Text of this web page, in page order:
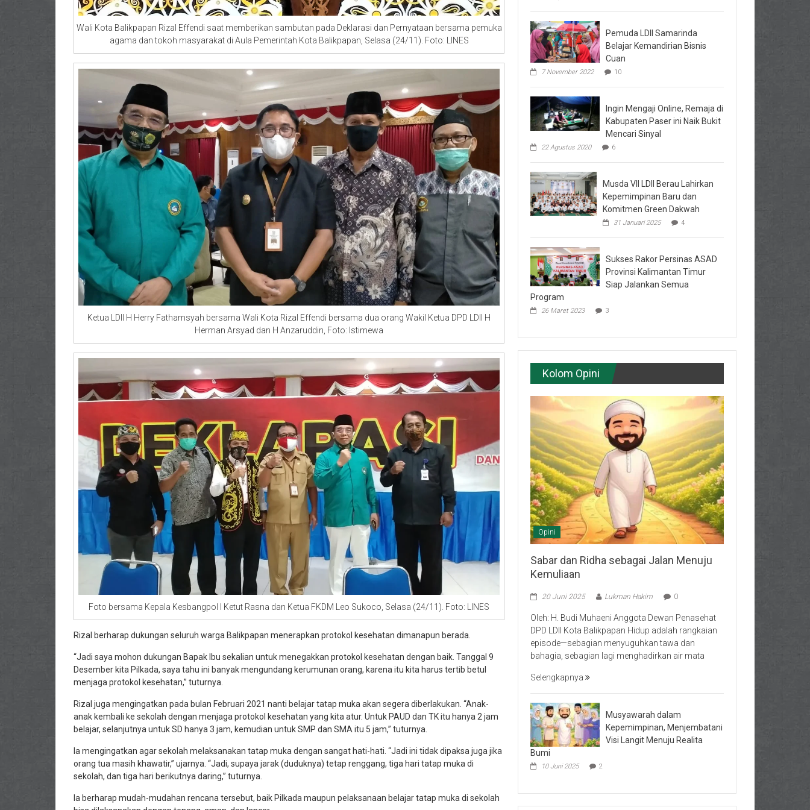
Wali Kota Balikpapan Rizal Effendi saat memberikan sambutan pada Deklarasi dan Pernyataan bersama pemuka
agama dan tokoh masyarakat di Aula Pemerintah Kota Balikpapan, Selasa (24/11). Foto: LINES
Ketua LDII H Herry Fathamsyah bersama Wali Kota Rizal Effendi bersama dua orang Wakil Ketua DPD LDII H
Herman Arsyad dan H Anzaruddin, Foto: Istimewa
Foto bersama Kepala Kesbangpol I Ketut Rasna dan Ketua FKDM Leo Sukoco, Selasa (24/11). Foto: LINES
Rizal berharap dukungan seluruh warga Balikpapan menerapkan protokol kesehatan dimanapun berada.
“Jadi saya mohon dukungan Bapak Ibu sekalian untuk menegakkan protokol kesehatan dengan baik. Tanggal 9
Desember kita Pilkada, saya tahu ini banyak mengundang kerumunan orang, karena itu kita harus tertib betul
menjaga protokol kesehatan,” tuturnya.
Rizal juga mengingatkan pada bulan Februari 2021 nanti belajar tatap muka akan segera diberlakukan. “Anak-
anak kembali ke sekolah dengan menjaga protokol kesehatan yang kita atur. Untuk PAUD dan TK itu hanya 2 jam
belajar, selanjutnya untuk SD hanya 3 jam, kemudian untuk SMP dan SMA itu 5 jam,” tuturnya.
Ia mengingatkan agar sekolah melaksanakan tatap muka dengan sangat hati-hati. “Jadi ini tidak dipaksa juga jika
orang tua masih khawatir,” ujarnya. “Jadi, supaya jarak (duduknya) tetap renggang, tiga hari tatap muka di
sekolah, dan tiga hari berikutnya daring,” tuturnya.
Ia berharap mudah-mudahan rencana tersebut, baik Pilkada maupun pelaksanaan belajar tatap muka di sekolah
Pemuda LDII Samarinda
Belajar Kemandirian Bisnis
Cuan
7 November 2022 10
Ingin Mengaji Online, Remaja di
Kabupaten Paser ini Naik Bukit
Mencari Sinyal
22 Agustus 2020 6
Musda VII LDII Berau Lahirkan
Kepemimpinan Baru dan
Komitmen Green Dakwah
31 Januari 2025 4
Sukses Rakor Persinas ASAD
Provinsi Kalimantan Timur
Siap Jalankan Semua
Program
26 Maret 2023 3
Kolom Opini
Opini
Sabar dan Ridha sebagai Jalan Menuju
Kemuliaan
20 Juni 2025 Lukman Hakim 0
Oleh: H. Budi Muhaeni Anggota Dewan Penasehat
DPD LDII Kota Balikpapan Hidup adalah rangkaian
episode—sebagian menyuguhkan tawa dan
bahagia, sebagian lagi menghadirkan air mata
Selengkapnya
Musyawarah dalam
Kepemimpinan, Menjembatani
Visi Langit Menuju Realita
Bumi
10 Juni 2025 2